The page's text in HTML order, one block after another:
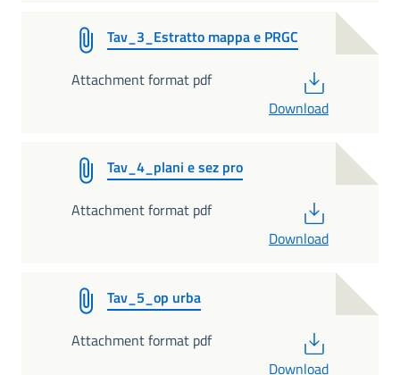
Tav_3_Estratto mappa e PRGC
Attachment format pdf
Download
Tav_4_plani e sez pro
Attachment format pdf
Download
Tav_5_op urba
Attachment format pdf
Download